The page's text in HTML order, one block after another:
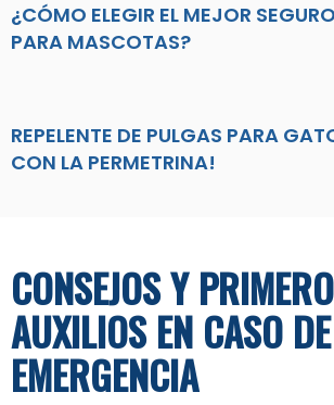
¿CÓMO ELEGIR EL MEJOR
PARA MASCOTAS?
REPELENTE DE PULGAS PARA
CON LA PERMETRINA!
CONSEJOS Y
AUXILIOS EN CASO DE
EMERGENCIA